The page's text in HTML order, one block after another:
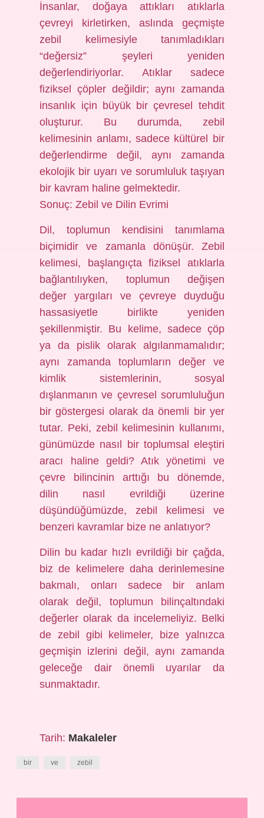
İnsanlar, doğaya attıkları atıklarla
çevreyi kirletirken, aslında geçmişte
zebil kelimesiyle tanımladıkları
“değersiz” şeyleri yeniden
değerlendiriyorlar. Atıklar sadece
fiziksel çöpler değildir; aynı zamanda
insanlık için büyük bir çevresel tehdit
oluşturur. Bu durumda, zebil
kelimesinin anlamı, sadece kültürel bir
değerlendirme değil, aynı zamanda
ekolojik bir uyarı ve sorumluluk taşıyan
bir kavram haline gelmektedir.
Sonuç: Zebil ve Dilin Evrimi
Dil, toplumun kendisini tanımlama
biçimidir ve zamanla dönüşür. Zebil
kelimesi, başlangıçta fiziksel atıklarla
bağlantılıyken, toplumun değişen
değer yargıları ve çevreye duyduğu
hassasiyetle birlikte yeniden
şekillenmiştir. Bu kelime, sadece çöp
ya da pislik olarak algılanmamalıdır;
aynı zamanda toplumların değer ve
kimlik sistemlerinin, sosyal
dışlanmanın ve çevresel sorumluluğun
bir göstergesi olarak da önemli bir yer
tutar. Peki, zebil kelimesinin kullanımı,
günümüzde nasıl bir toplumsal eleştiri
aracı haline geldi? Atık yönetimi ve
çevre bilincinin arttığı bu dönemde,
dilin nasıl evrildiği üzerine
düşündüğümüzde, zebil kelimesi ve
benzeri kavramlar bize ne anlatıyor?
Dilin bu kadar hızlı evrildiği bir çağda,
biz de kelimelere daha derinlemesine
bakmalı, onları sadece bir anlam
olarak değil, toplumun bilinçaltındaki
değerler olarak da incelemeliyiz. Belki
de zebil gibi kelimeler, bize yalnızca
geçmişin izlerini değil, aynı zamanda
geleceğe dair önemli uyarılar da
sunmaktadır.
Tarih: Makaleler
bir ve zebil